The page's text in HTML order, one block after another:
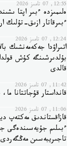
12:55, 07 تامىز 2026
ەلىمىزدە ءبىر اپتا
ءبىرقاتار ازىق-تۇلىك
12:24, 07 تامىز 2026
اتىراۋدا جەكەمەنشىك
بۇلدىرشىنگە كۇش
قالدى
11:42, 07 تامىز 2026
قانداستار قۇجاتتانا
11:06, 07 تامىز 2026
قازاقستاندىق مەكتەپ
ءبىلىم جۇيەسىندەگى
تاجىريبەسىن مەڭگەردى